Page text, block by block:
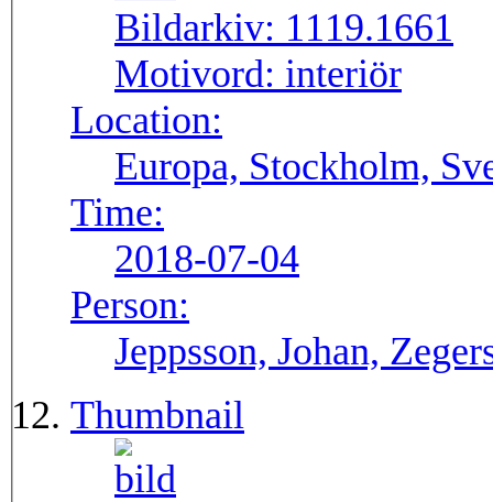
Bildarkiv: 1119.1661
Motivord: interiör
Location:
Europa, Stockholm,
Time:
2018-07-04
Person:
Jeppsson, Johan,
Thumbnail